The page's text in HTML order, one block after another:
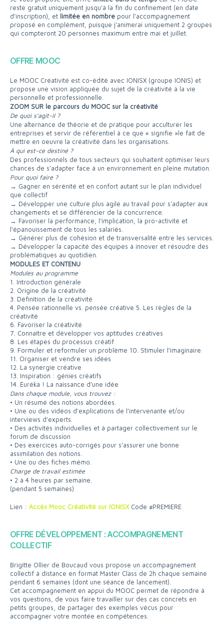
reste gratuit uniquement jusqu’à la fin du confinement (en date
d’inscription), et limitée en nombre pour l’accompagnement
proposé en complément, puisque j’animerai uniquement 2 groupes
qui compteront 20 personnes maximum entre mai et juillet.
OFFRE MOOC
Le MOOC Créativité est co-édité avec IONISX (groupe IONIS) et
propose une vision appliquée du sujet de la créativité à la vie
personnelle et professionnelle.
ZOOM SUR le parcours du MOOC sur la créativité
De quoi s’agit-il ?
Une alternance de théorie et de pratique pour acculturer les
entreprises et servir de référentiel à ce que « signifie »le fait de
mettre en oeuvre la créativité dans les organisations.
À qui est-ce destiné ?
Des professionnels de tous secteurs qui souhaitent optimiser leurs
chances de s’adapter face à un environnement en pleine mutation.
Pour quoi faire ?
→ Gagner en sérénité et en confort autant sur le plan individuel
que collectif
→ Développer une culture plus agile au travail pour s’adapter aux
changements et se différencier de la concurrence.
→ Favoriser la performance, l’implication, la pro-activité et
l’épanouissement de tous les salariés.
→ Générer plus de cohésion et de transversalité entre les services.
→ Développer la capacité des équipes à innover et résoudre des
problématiques au quotidien.
MODULES ET CONTENU
Modules au programme
1. Introduction générale
2. Origine de la créativité
3. Définition de la créativité
4. Pensée rationnelle vs. pensée créative 5. Les règles de la
créativité
6. Favoriser la créativité
7. Connaître et développer vos aptitudes créatives
8. Les étapes du processus créatif
9. Formuler et reformuler un problème 10. Stimuler l’imaginaire
11. Organiser et vendre ses idées
12. La synergie créative
13. Inspiration : génies créatifs
14. Euréka ! La naissance d’une idée
Dans chaque module, vous trouvez :
• Un résumé des notions abordées.
• Une ou des vidéos d’explications de l’intervenante et/ou
interviews d’experts.
• Des activités individuelles et à partager collectivement sur le
forum de discussion
• Des exercices auto-corrigés pour s’assurer une bonne
assimilation des notions.
• Une ou des fiches mémo.
Charge de travail estimée
• 2 à 4 heures par semaine.
(pendant 5 semaines)
Lien : Accès Mooc Créativité sur IONISX Code #PREMIERE
OFFRE DÉVELOPPEMENT : ACCOMPAGNEMENT
COLLECTIF
Brigitte Ollier de Boucaud vous propose un accompagnement
collectif à distance en format Master Class de 2h chaque semaine
pendant 6 semaines (dont une séance de lancement).
Cet accompagnement en appui du MOOC permet de répondre à
vos questions, de vous faire travailler sur des cas concrets en
petits groupes, de partager des exemples vécus pour
accompagner votre montée en compétences.